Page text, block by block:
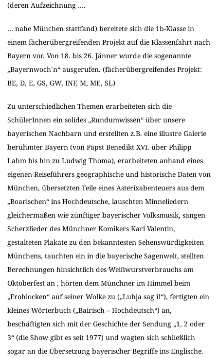
(deren Aufzeichnung ….
… nahe München stattfand) bereitete sich die 1b-Klasse in
einem fächerübergreifenden Projekt auf die Klassenfahrt nach
Bayern vor. Von 18. bis 26. Jänner wurde die sogenannte
„Bayernwoch´n“ ausgerufen. (fächerübergreifendes Projekt:
BE, D, E, GS, GW, INF, M, ME, SL)
Zu unterschiedlichen Themen erarbeiteten sich die
SchülerInnen ein solides „Rundumwissen“ über unsere
bayerischen Nachbarn und erstellten z.B. eine illustre Galerie
berühmter Bayern (von Papst Benedikt XVI. über Philipp
Lahm bis hin zu Ludwig Thoma), erarbeiteten anhand eines
eigenen Reiseführers geographische und historische Daten von
München, übersetzten Teile eines Asterixabenteuers aus dem
„Boarischen“ ins Hochdeutsche, lauschten Minneliedern
gleichermaßen wie zünftiger bayerischer Volksmusik, sangen
Scherzlieder des Münchner Komikers Karl Valentin,
gestalteten Plakate zu den bekanntesten Sehenswürdigkeiten
Münchens, tauchten ein in die bayerische Sagenwelt, stellten
Berechnungen hinsichtlich des Weißwurstverbrauchs am
Oktoberfest an , hörten dem Münchner im Himmel beim
„Frohlocken“ auf seiner Wolke zu („Luhja sag i!“), fertigten ein
kleines Wörterbuch („Bairisch – Hochdeutsch“) an,
beschäftigten sich mit der Geschichte der Sendung „1, 2 oder
3“ (die Show gibt es seit 1977) und wagten sich schließlich
sogar an die Übersetzung bayerischer Begriffe ins Englische.